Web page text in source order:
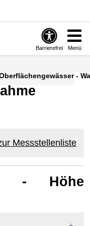
Barrierefrei Menü
-
Messstellenliste
- Höhe